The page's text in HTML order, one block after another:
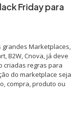
Friday para
Marketplaces,
B2W, Cnova, já deve
criadas regras para
do marketplace seja
compra, produto ou